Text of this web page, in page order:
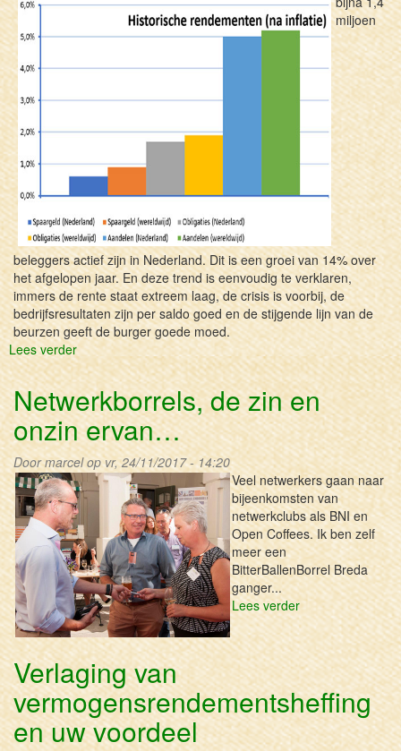
miljoen
beleggers actief zijn in Nederland. Dit is een groei van 14% over
het afgelopen jaar. En deze trend is eenvoudig te verklaren,
immers de rente staat extreem laag, de crisis is voorbij, de
bedrijfsresultaten zijn per saldo goed en de stijgende lijn van de
beurzen geeft de burger goede moed.
Lees verderover
Bekend
Rendement
vs.
Onbekend
Risico
Netwerkborrels, de zin en
onzin ervan…
Doormarcelop vr, 24/11/2017 - 14:20
Veel netwerkers gaan naar
bijeenkomsten van
netwerkclubs als BNI en
Open Coffees. Ik ben zelf
meer een
BitterBallenBorrel Breda
ganger...
Lees verderover
Netwerkborrels,
de
zin
en
onzin
ervan…
Verlaging van
vermogensrendementsheffing
en uw voordeel